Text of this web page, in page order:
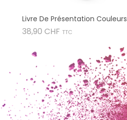
Livre De Présentation Couleurs
38,90 CHF Prix
TTC